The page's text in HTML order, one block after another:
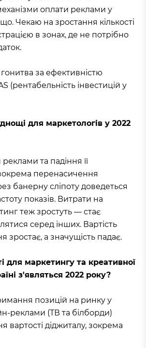
оплати реклами у
Чекаю на зростання кількості
в зонах, де не потрібно
за ефективністю
(рентабельність інвестицій у
для маркетологів у 2022
та падіння її
перенасичення
банерну сліпоту доведеться
показів. Витрати на
теж зростуть — стає
серед інших. Вартість
зростає, а значущість падає.
для маркетингу та креативної
з'являться 2022 року?
позицій на ринку у
реклами (ТВ та білборди)
вартості діджиталу, зокрема